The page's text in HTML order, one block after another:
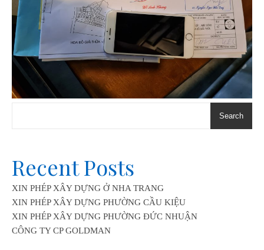
Search
Recent Posts
XIN PHÉP XÂY DỰNG Ở NHA TRANG
XIN PHÉP XÂY DỰNG PHƯỜNG CẦU KIỆU
XIN PHÉP XÂY DỰNG PHƯỜNG ĐỨC NHUẬN
CÔNG TY CP GOLDMAN